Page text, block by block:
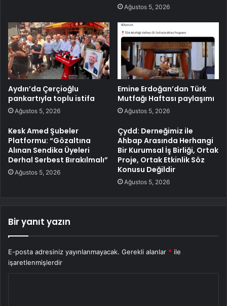
Ağustos 5, 2026
Aydın’da Çerçioğlu
pankartıyla toplu istifa
Ağustos 5, 2026
Emine Erdoğan’dan Türk
Mutfağı Haftası paylaşımı
Ağustos 5, 2026
Kesk Amed Şubeler
Platformu: “Gözaltına
Alınan Sendika Üyeleri
Derhal Serbest Bırakılmalı”
Ağustos 5, 2026
Çydd: Derneğimiz ile
Ahbap Arasında Herhangi
Bir Kurumsal İş Birliği, Ortak
Proje, Ortak Etkinlik Söz
Konusu Değildir
Ağustos 5, 2026
Bir yanıt yazın
E-posta adresiniz yayınlanmayacak. Gerekli alanlar * ile
işaretlenmişlerdir